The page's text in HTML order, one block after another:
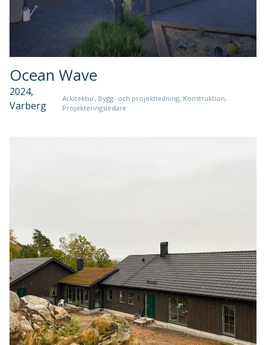
Ocean Wave
2024,
Varberg
Arkitektur, Bygg- och projektledning, Konstruktion,
Projekteringsledare